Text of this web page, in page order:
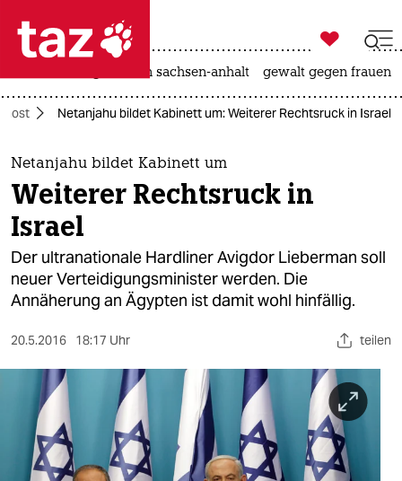
 taz zahl ich
taz zahl ich
themen
politik
öko
gesellschaft
sport
berlin
nord

taz zahl ich
landtagswahl in sachsen-anhalt gewalt gegen frauen
Netanjahu bildet Kabinett um: Weiterer Rechtsruck in Israel
Netanjahu bildet Kabinett um
Weiterer Rechtsruck in
Israel
Der ultranationale Hardliner Avigdor Lieberman soll
neuer Verteidigungsminister werden. Die
Annäherung an Ägypten ist damit wohl hinfällig.
20.5.2016 18:17 Uhr teilen